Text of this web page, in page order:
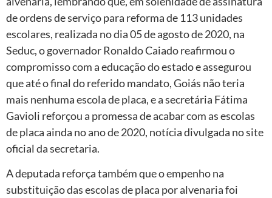
de ordens de serviço para reforma de 113 unidades
escolares, realizada no dia 05 de agosto de 2020, na
Seduc, o governador Ronaldo Caiado reafirmou o
compromisso com a educação do estado e assegurou
que até o final do referido mandato, Goiás não teria
mais nenhuma escola de placa, e a secretária Fátima
Gavioli reforçou a promessa de acabar com as escolas
de placa ainda no ano de 2020, notícia divulgada no site
oficial da secretaria.
A deputada reforça também que o empenho na
substituição das escolas de placa por alvenaria foi